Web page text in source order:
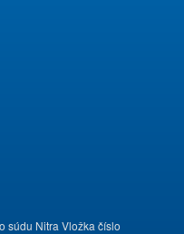
súdu Nitra Vložka číslo